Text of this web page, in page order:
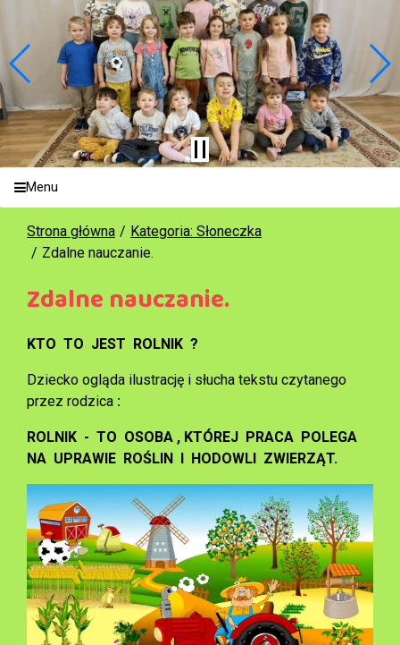
Menu
Strona główna
Kategoria: Słoneczka
Zdalne nauczanie.
Zdalne nauczanie.
KTO TO JEST ROLNIK ?
Dziecko ogląda ilustrację i słucha tekstu czytanego
przez rodzica :
ROLNIK - TO OSOBA , KTÓREJ PRACA POLEGA
NA UPRAWIE ROŚLIN I HODOWLI ZWIERZĄT.